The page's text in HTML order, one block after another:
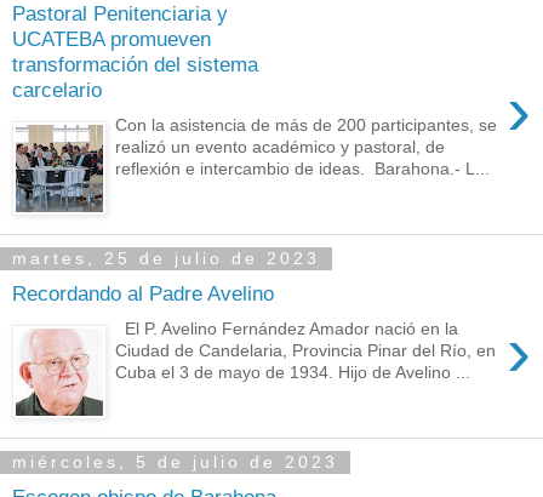
Pastoral Penitenciaria y
UCATEBA promueven
transformación del sistema
carcelario
›
Con la asistencia de más de 200 participantes, se
realizó un evento académico y pastoral, de
reflexión e intercambio de ideas. Barahona.- L...
martes, 25 de julio de 2023
Recordando al Padre Avelino
›
El P. Avelino Fernández Amador nació en la
Ciudad de Candelaria, Provincia Pinar del Río, en
Cuba el 3 de mayo de 1934. Hijo de Avelino ...
miércoles, 5 de julio de 2023